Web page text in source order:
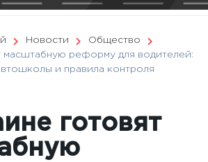
Новости
Общество
масштабную реформу для водителей:
и правила контроля
готовят